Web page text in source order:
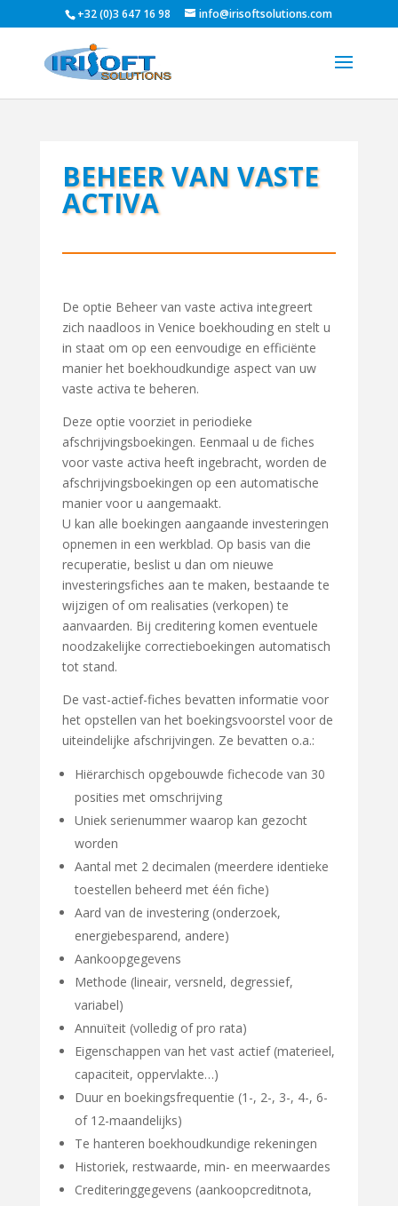
+32 (0)3 647 16 98 info@irisoftsolutions.com
BEHEER VAN VASTE
ACTIVA
De optie Beheer van vaste activa integreert
zich naadloos in Venice boekhouding en stelt u
in staat om op een eenvoudige en efficiënte
manier het boekhoudkundige aspect van uw
vaste activa te beheren.
Deze optie voorziet in periodieke
afschrijvingsboekingen. Eenmaal u de fiches
voor vaste activa heeft ingebracht, worden de
afschrijvingsboekingen op een automatische
manier voor u aangemaakt.
U kan alle boekingen aangaande investeringen
opnemen in een werkblad. Op basis van die
recuperatie, beslist u dan om nieuwe
investeringsfiches aan te maken, bestaande te
wijzigen of om realisaties (verkopen) te
aanvaarden. Bij creditering komen eventuele
noodzakelijke correctieboekingen automatisch
tot stand.
De vast-actief-fiches bevatten informatie voor
het opstellen van het boekingsvoorstel voor de
uiteindelijke afschrijvingen. Ze bevatten o.a.:
Hiërarchisch opgebouwde fichecode van 30
posities met omschrijving
Uniek serienummer waarop kan gezocht
worden
Aantal met 2 decimalen (meerdere identieke
toestellen beheerd met één fiche)
Aard van de investering (onderzoek,
energiebesparend, andere)
Aankoopgegevens
Methode (lineair, versneld, degressief,
variabel)
Annuïteit (volledig of pro rata)
Eigenschappen van het vast actief (materieel,
capaciteit, oppervlakte…)
Duur en boekingsfrequentie (1-, 2-, 3-, 4-, 6-
of 12-maandelijks)
Te hanteren boekhoudkundige rekeningen
Historiek, restwaarde, min- en meerwaardes
Crediteringgegevens (aankoopcreditnota,